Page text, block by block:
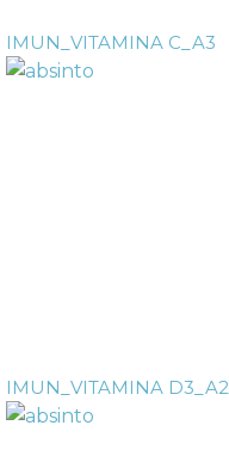
IMUN_VITAMINA C_A3
IMUN_VITAMINA D3_A2